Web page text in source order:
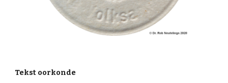
Tekst oorkonde